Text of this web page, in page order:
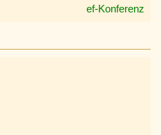
ef-Konferenz